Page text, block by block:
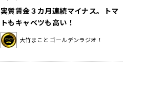
実質賃金３カ月連続マイナス。トマ
トもキャベツも高い！
大竹まこと ゴールデンラジオ！